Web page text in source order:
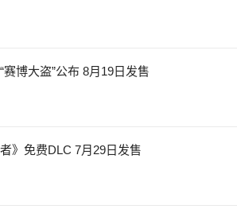
赛博大盗”公布 8月19日发售
》免费DLC 7月29日发售